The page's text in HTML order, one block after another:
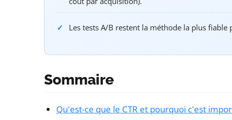
Les tests A/B restent la méthode la plus
Sommaire
Qu'est-ce que le CTR et pourquoi c'est